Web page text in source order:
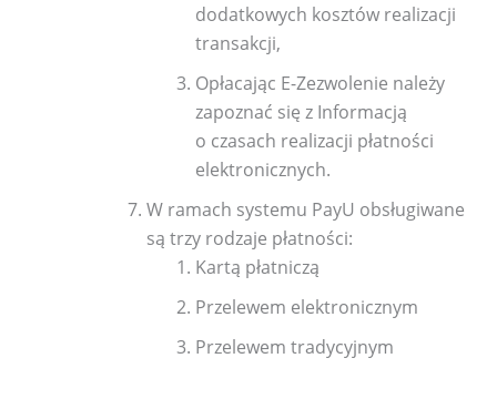
dodatkowych kosztów realizacji
transakcji,
Opłacając E-Zezwolenie należy
zapoznać się z Informacją
o czasach realizacji płatności
elektronicznych.
W ramach systemu PayU obsługiwane
są trzy rodzaje płatności:
Kartą płatniczą
Przelewem elektronicznym
Przelewem tradycyjnym